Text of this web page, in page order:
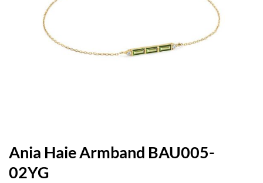
Ania Haie Armband BAU005-
02YG